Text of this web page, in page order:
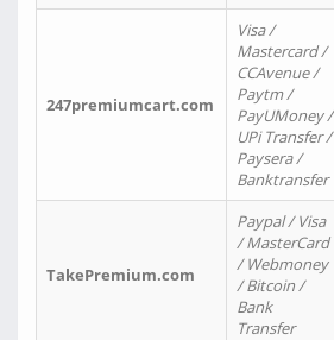
247premiumcart.com
Visa /
Mastercard /
CCAvenue /
Paytm /
PayUMoney /
UPi Transfer /
Paysera /
Banktransfer
TakePremium.com
Paypal / Visa
/ MasterCard
/ Webmoney
/ Bitcoin /
Bank
Transfer